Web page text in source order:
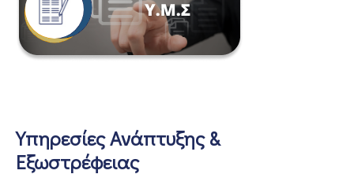
Υπηρεσίες Ανάπτυξης &
Εξωστρέφειας